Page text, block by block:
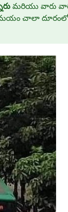
మరియు వారు వారి
సమయం చాలా